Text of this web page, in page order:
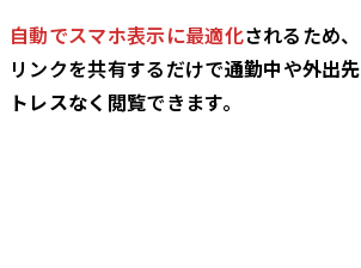
自動でスマホ表示に最適化されるため、
リンクを共有するだけで通勤中や外出先
トレスなく閲覧できます。